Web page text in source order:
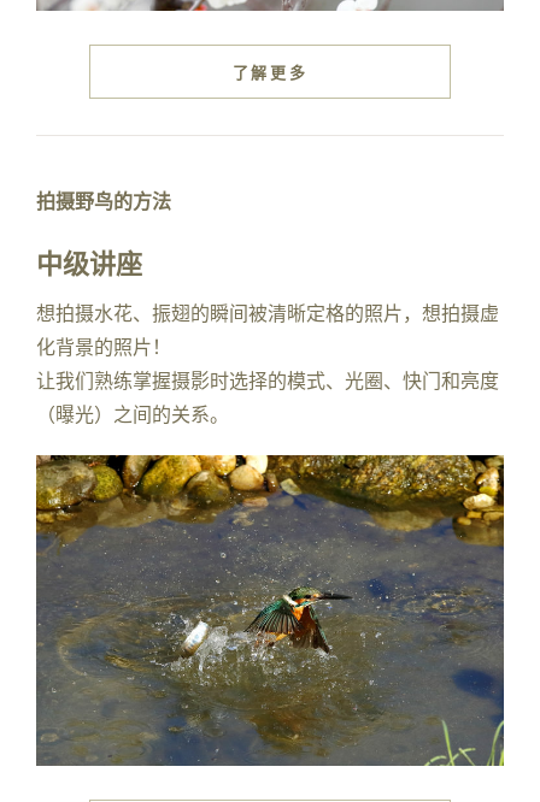
了解更多
拍摄野鸟的方法
中级讲座
想拍摄水花、振翅的瞬间被清晰定格的照片，想拍摄虚
化背景的照片！
让我们熟练掌握摄影时选择的模式、光圈、快门和亮度
（曝光）之间的关系。